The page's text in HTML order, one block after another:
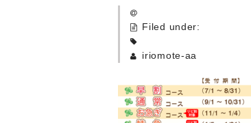
Filed under:
iriomote-aa